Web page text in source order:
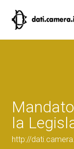
la
http://